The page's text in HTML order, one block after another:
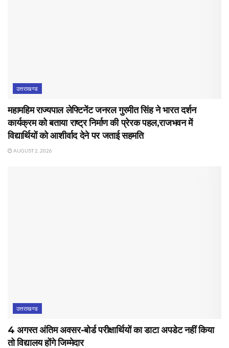
उत्तराखण्ड
महामहिम राज्यपाल लेफ्टिनेंट जनरल गुरमीत सिंह ने भारत दर्शन
कार्यक्रम को बताया राष्ट्र निर्माण की प्रेरक पहल,राजभवन में
विद्यार्थियों को आशीर्वाद देने पर जताई सहमति
AUGUST 2, 2026
उत्तराखण्ड
4 अगस्त अंतिम अवसर-बोर्ड परीक्षार्थियों का डाटा अपडेट नहीं किया
तो विद्यालय होंगे जिम्मेदार